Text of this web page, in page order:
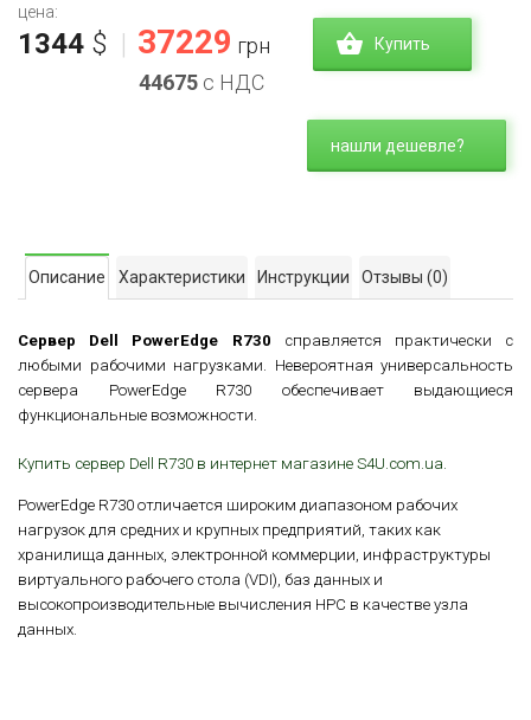
цена:
1344 $ | 37229 грн
44675 с НДС
Купить
нашли дешевле?
Описание Характеристики Инструкции Отзывы (0)
Сервер Dell PowerEdge R730 справляется практически с
любыми рабочими нагрузками. Невероятная универсальность
сервера PowerEdge R730 обеспечивает выдающиеся
функциональные возможности.
Купить сервер Dell R730 в интернет магазине S4U.com.ua.
PowerEdge R730 отличается широким диапазоном рабочих
нагрузок для средних и крупных предприятий, таких как
хранилища данных, электронной коммерции, инфраструктуры
виртуального рабочего стола (VDI), баз данных и
высокопроизводительные вычисления HPC в качестве узла
данных.